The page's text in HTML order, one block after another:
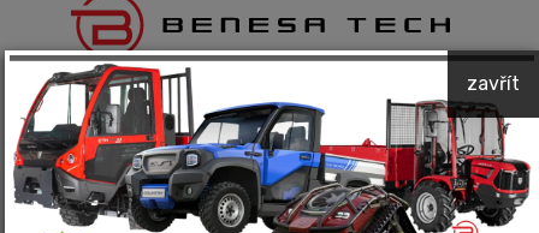
PREDAJ STROJOV A TECHNIKY
Kompletný servis a príslušenstvo
zavřít